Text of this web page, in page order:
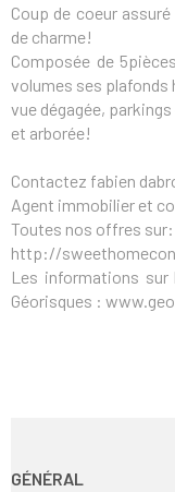
Coup de coeur
de charme!
Composée de
volumes ses
vue dégagée,
et arborée!
Contactez fabien
Agent immobilier et
Toutes nos offres sur:
http://
Les informations
Géorisques :
GÉNÉRAL